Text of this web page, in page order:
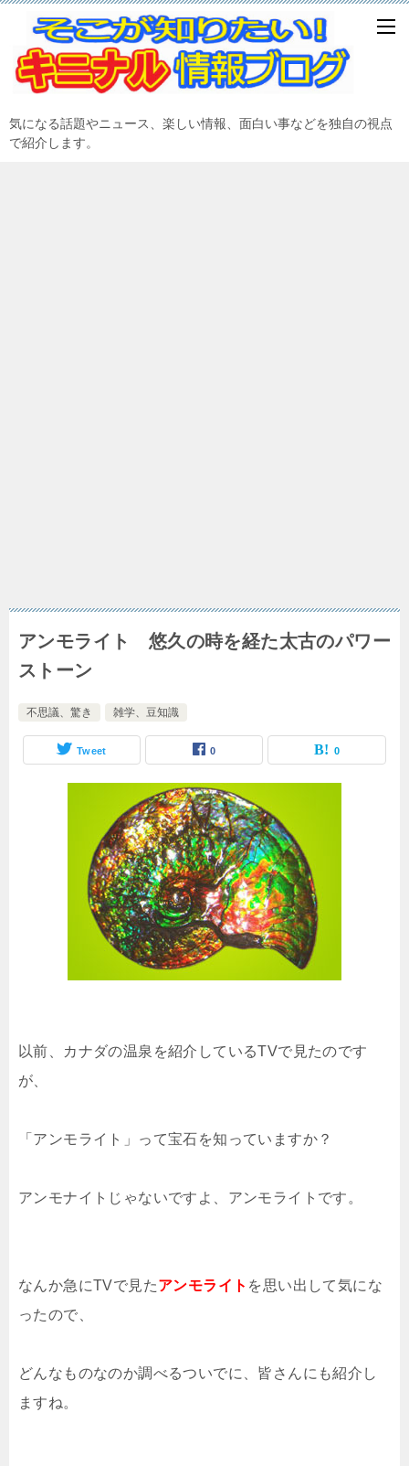
気になる話題やニュース、楽しい情報、面白い事などを独自の視点
で紹介します。
アンモライト 悠久の時を経た太古のパワー
ストーン
不思議、驚き 雑学、豆知識
Tweet 0 0
以前、カナダの温泉を紹介しているTVで見たのです
が、
「アンモライト」って宝石を知っていますか？
アンモナイトじゃないですよ、アンモライトです。
なんか急にTVで見たアンモライト を思い出して気にな
ったので、
どんなものなのか調べるついでに、皆さんにも紹介し
ますね。